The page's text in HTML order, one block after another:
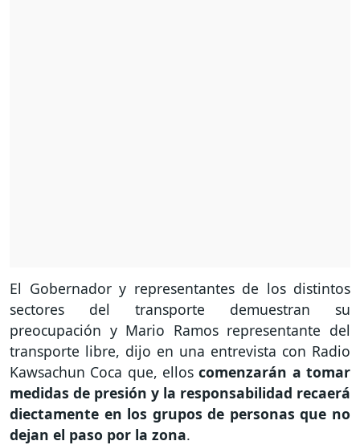
El Gobernador y representantes de los distintos
sectores del transporte demuestran su
preocupación y Mario Ramos representante del
transporte libre, dijo en una entrevista con Radio
Kawsachun Coca que, elloscomenzarán a tomar
medidas de presión y la responsabilidad recaerá
diectamente en los grupos de personas que no
dejan el paso por la zona.